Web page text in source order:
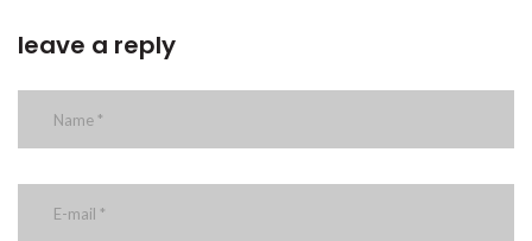
leave a reply